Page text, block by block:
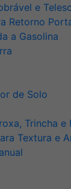
e
Retorno
a Gasolina
de Solo
Trincha e
Textura e